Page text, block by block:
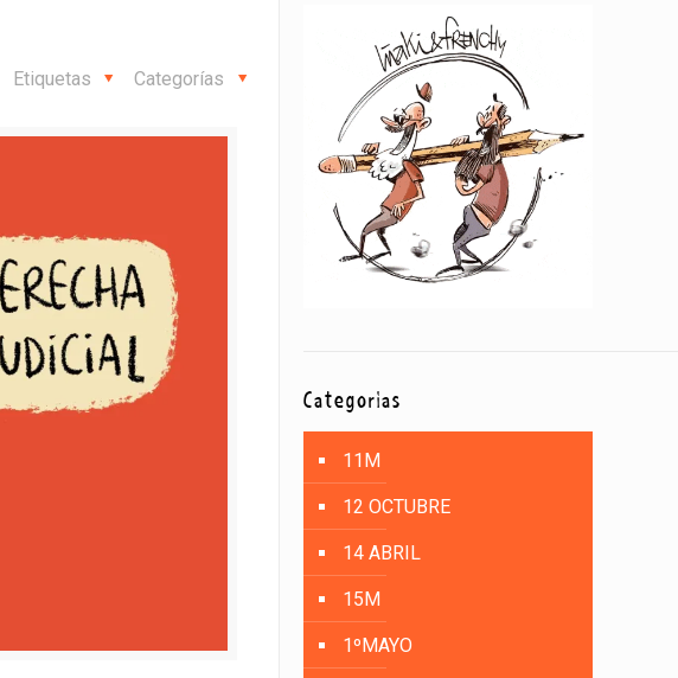
Categorías
Etiquetas
Categorías
11M
12 OCTUBRE
14 ABRIL
15M
1ºMAYO